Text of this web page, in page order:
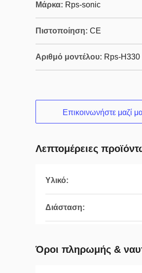
Μάρκα: Rps-sonic
Πιστοποίηση: CE
Αριθμό μοντέλου: Rps-H330
Επικοινωνήστε μαζί
Λεπτομέρειες
Υλικό:
Διάσταση:
Όροι πληρωμής &